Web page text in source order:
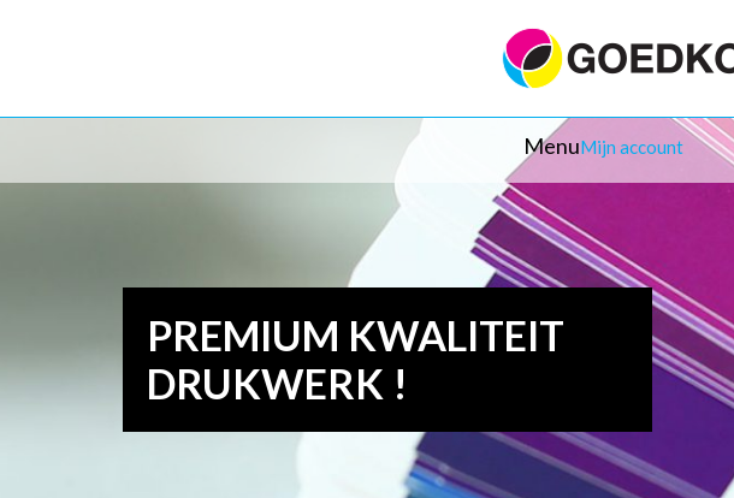
MenuMijn account
PREMIUM KWALITEIT
DRUKWERK !